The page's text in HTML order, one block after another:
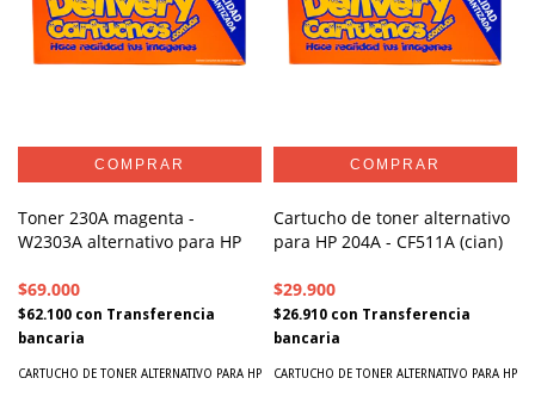
Toner 230A magenta -
W2303A alternativo para HP
$69.000
$62.100 con Transferencia
bancaria
CARTUCHO DE TONER ALTERNATIVO PARA HP
Cartucho de toner alternativo
para HP 204A - CF511A (cian)
$29.900
$26.910 con Transferencia
bancaria
CARTUCHO DE TONER ALTERNATIVO PARA HP